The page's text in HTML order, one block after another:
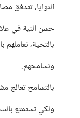
النوايا، تتدفق
حسن النية في
بالتحية، نعاملهم
ونسامحهم.
بالتسامح تعالج
ولكي تستمتع